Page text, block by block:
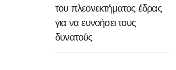
του πλεονεκτήματος έδρας
για να ευνοήσει τους
δυνατούς